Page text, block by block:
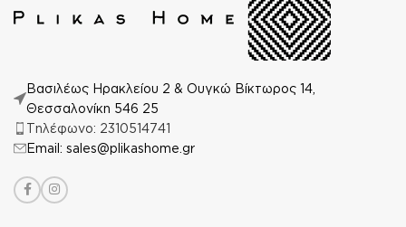
Βασιλέως Ηρακλείου 2 & Ουγκώ Βίκτωρος 14,
Θεσσαλονίκη 546 25
Τηλέφωνο: 2310514741
Email: sales@plikashome.gr